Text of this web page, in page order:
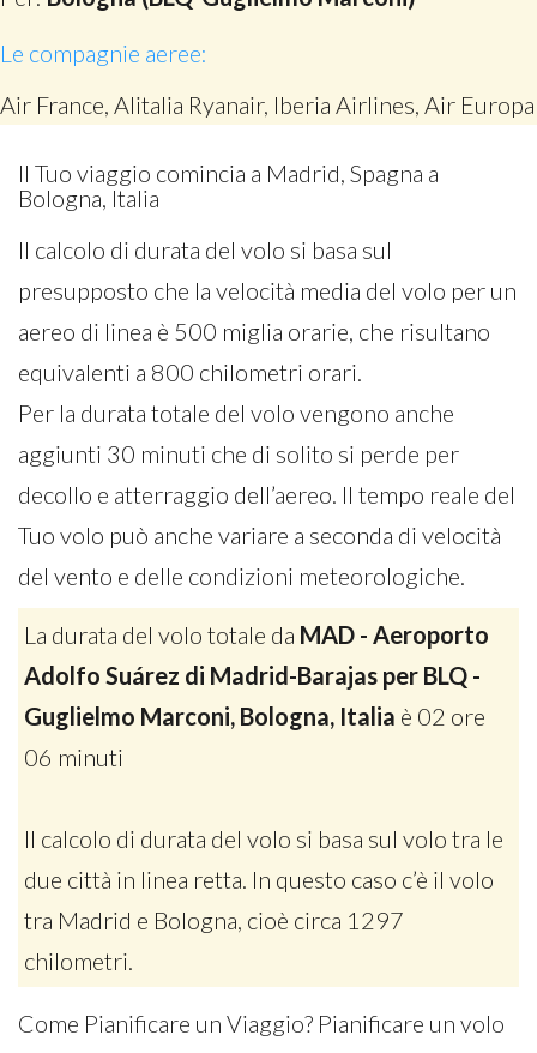
Le compagnie aeree:
Air France, Alitalia Ryanair, Iberia Airlines, Air Europa
Il Tuo viaggio comincia a Madrid, Spagna a
Bologna, Italia
Il calcolo di durata del volo si basa sul
presupposto che la velocità media del volo per un
aereo di linea è 500 miglia orarie, che risultano
equivalenti a 800 chilometri orari.
Per la durata totale del volo vengono anche
aggiunti 30 minuti che di solito si perde per
decollo e atterraggio dell’aereo. Il tempo reale del
Tuo volo può anche variare a seconda di velocità
del vento e delle condizioni meteorologiche.
La durata del volo totale da MAD - Aeroporto
Adolfo Suárez di Madrid-Barajas per BLQ -
Guglielmo Marconi, Bologna, Italia è 02 ore
06 minuti
Il calcolo di durata del volo si basa sul volo tra le
due città in linea retta. In questo caso c’è il volo
tra Madrid e Bologna, cioè circa 1297
chilometri.
Come Pianificare un Viaggio? Pianificare un volo